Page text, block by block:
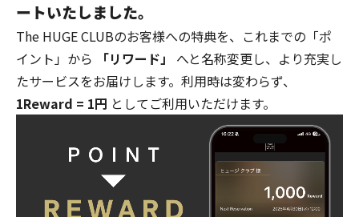
ートいたしました。
The HUGE CLUBのお客様への特典を、これまでの「ポ
イント」から
「リワード」
へと名称変更し、より充実し
たサービスをお届けします。利用時は変わらず、
1Reward = 1円 としてご利用いただけます。